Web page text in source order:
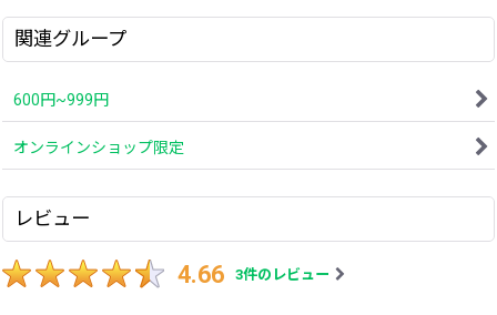
関連グループ
600円~999円
オンラインショップ限定
レビュー
4.66 3件のレビュー